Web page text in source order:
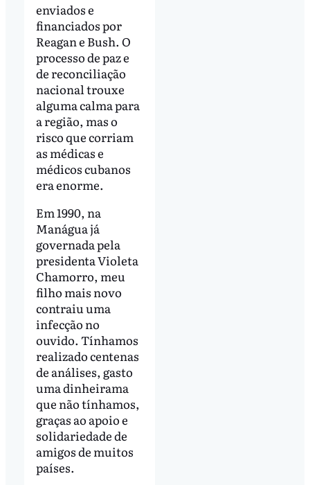
enviados e
financiados por
Reagan e Bush. O
processo de paz e
de reconciliação
nacional trouxe
alguma calma para
a região, mas o
risco que corriam
as médicas e
médicos cubanos
era enorme.
Em 1990, na
Manágua já
governada pela
presidenta Violeta
Chamorro, meu
filho mais novo
contraiu uma
infecção no
ouvido. Tínhamos
realizado centenas
de análises, gasto
uma dinheirama
que não tínhamos,
graças ao apoio e
solidariedade de
amigos de muitos
países.